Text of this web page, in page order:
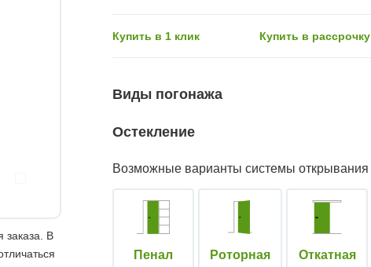
заказа. В
Купить в 1 клик Купить в рассрочку
Виды погонажа
Остекление
Возможные варианты системы открывания
Пенал Роторная Откатная